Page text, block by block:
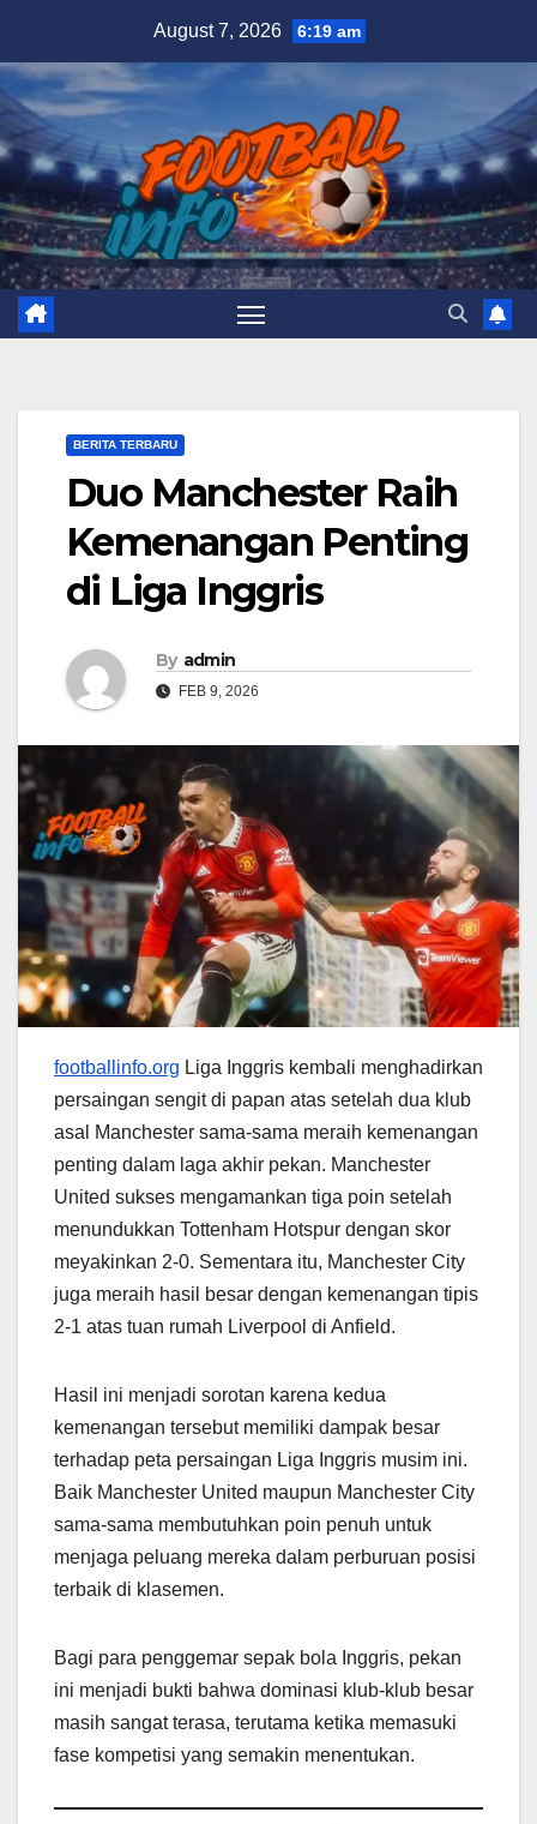
content
August 7, 2026 6:19 am
BERITA TERBARU
Duo Manchester Raih
Kemenangan Penting
di Liga Inggris
By admin
FEB 9, 2026
footballinfo.org Liga Inggris kembali menghadirkan
persaingan sengit di papan atas setelah dua klub
asal Manchester sama-sama meraih kemenangan
penting dalam laga akhir pekan. Manchester
United sukses mengamankan tiga poin setelah
menundukkan Tottenham Hotspur dengan skor
meyakinkan 2-0. Sementara itu, Manchester City
juga meraih hasil besar dengan kemenangan tipis
2-1 atas tuan rumah Liverpool di Anfield.
Hasil ini menjadi sorotan karena kedua
kemenangan tersebut memiliki dampak besar
terhadap peta persaingan Liga Inggris musim ini.
Baik Manchester United maupun Manchester City
sama-sama membutuhkan poin penuh untuk
menjaga peluang mereka dalam perburuan posisi
terbaik di klasemen.
Bagi para penggemar sepak bola Inggris, pekan
ini menjadi bukti bahwa dominasi klub-klub besar
masih sangat terasa, terutama ketika memasuki
fase kompetisi yang semakin menentukan.